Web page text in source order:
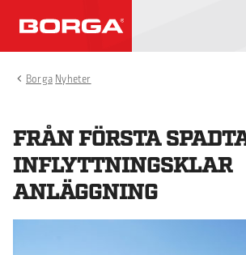
Borga Nyheter
FRÅN FÖRSTA
INFLYTTNINGSKLAR
ANLÄGGNING